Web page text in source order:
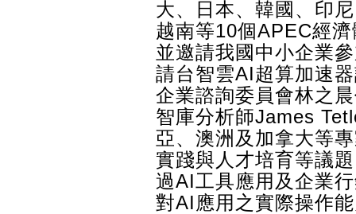
大、日本、韓國、印
越南等10個APEC經
並邀請我國中小企業
請台智雲AI超算加速
企業諮詢委員會林之
智庫分析師James
亞、澳洲及加拿大等
實踐與人才培育等議
過AI工具應用及企業
對AI應用之實際操作